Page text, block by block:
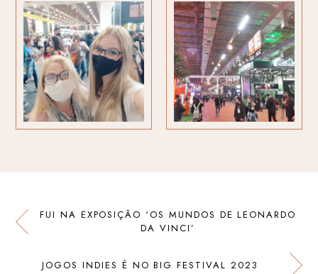
FUI NA EXPOSIÇÃO ‘OS MUNDOS DE LEONARDO
DA VINCI’
JOGOS INDIES É NO BIG FESTIVAL 2023